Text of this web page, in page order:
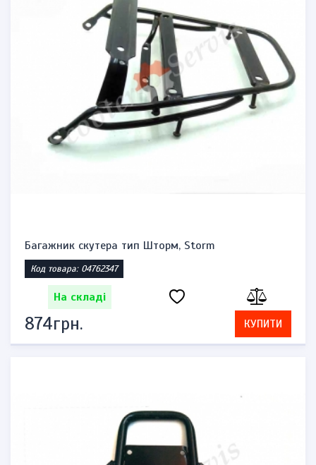
Багажник скутера тип Шторм, Storm
Код товара: 04762347
На складі
874грн. КУПИТИ